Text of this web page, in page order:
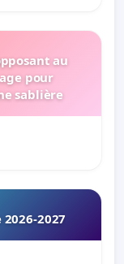
au
pour
sablière
2027